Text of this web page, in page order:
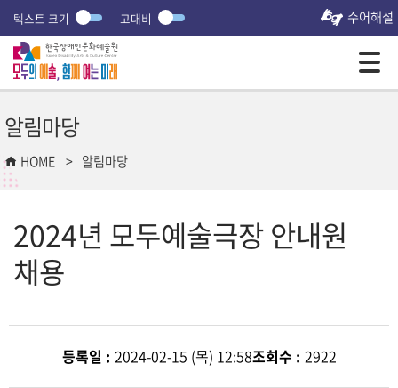
텍스트 크기 고대비 수어해설
알림마당
HOME 알림마당
2024년 모두예술극장 안내원
채용
등록일 : 2024-02-15 (목) 12:58조회수 : 2922